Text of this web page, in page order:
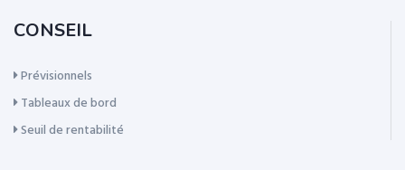
CONSEIL
Prévisionnels
Tableaux de bord
Seuil de rentabilité